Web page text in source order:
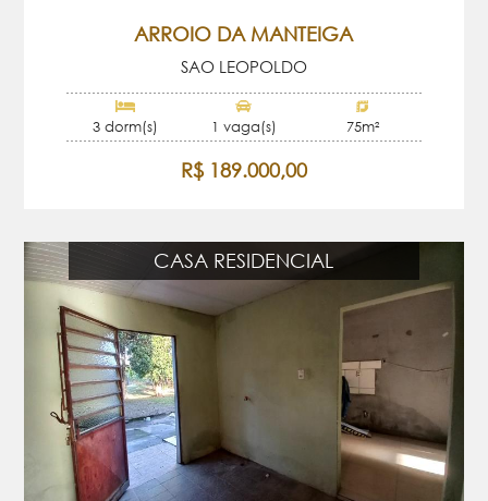
ARROIO DA MANTEIGA
SAO LEOPOLDO
3 dorm(s) 1 vaga(s) 75m²
R$ 189.000,00
CASA RESIDENCIAL